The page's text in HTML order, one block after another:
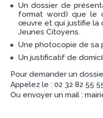
Un dossier de
format word) que le
œuvre et qui justifie la
Jeunes Citoyens.
Une photocopie de sa
Un justificatif de
Pour demander un
Appelez le : 02 32 82 55
Ou envoyer un mail :